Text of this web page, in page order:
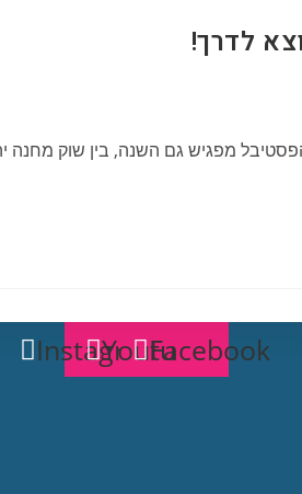
עד אגריפס" 2020 יוצא לדרך ! הפסטיבל מפגיש
Facebook
Youtube
Instagram